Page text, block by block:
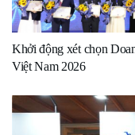
Khởi động xét chọn
Việt Nam 2026